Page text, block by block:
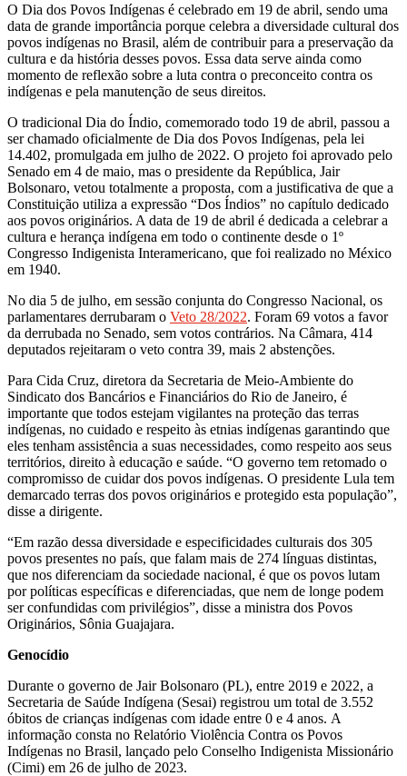
O Dia dos Povos Indígenas é celebrado em 19 de abril, sendo uma
data de grande importância porque celebra a diversidade cultural dos
povos indígenas no Brasil, além de contribuir para a preservação da
cultura e da história desses povos. Essa data serve ainda como
momento de reflexão sobre a luta contra o preconceito contra os
indígenas e pela manutenção de seus direitos.
O tradicional Dia do Índio, comemorado todo 19 de abril, passou a
ser chamado oficialmente de Dia dos Povos Indígenas, pela lei
14.402, promulgada em julho de 2022. O projeto foi aprovado pelo
Senado em 4 de maio, mas o presidente da República, Jair
Bolsonaro, vetou totalmente a proposta, com a justificativa de que a
Constituição utiliza a expressão “Dos Índios” no capítulo dedicado
aos povos originários. A data de 19 de abril é dedicada a celebrar a
cultura e herança indígena em todo o continente desde o 1º
Congresso Indigenista Interamericano, que foi realizado no México
em 1940.
No dia 5 de julho, em sessão conjunta do Congresso Nacional, os
parlamentares derrubaram o Veto 28/2022. Foram 69 votos a favor
da derrubada no Senado, sem votos contrários. Na Câmara, 414
deputados rejeitaram o veto contra 39, mais 2 abstenções.
Para Cida Cruz, diretora da Secretaria de Meio-Ambiente do
Sindicato dos Bancários e Financiários do Rio de Janeiro, é
importante que todos estejam vigilantes na proteção das terras
indígenas, no cuidado e respeito às etnias indígenas garantindo que
eles tenham assistência a suas necessidades, como respeito aos seus
territórios, direito à educação e saúde. “O governo tem retomado o
compromisso de cuidar dos povos indígenas. O presidente Lula tem
demarcado terras dos povos originários e protegido esta população”,
disse a dirigente.
“Em razão dessa diversidade e especificidades culturais dos 305
povos presentes no país, que falam mais de 274 línguas distintas,
que nos diferenciam da sociedade nacional, é que os povos lutam
por políticas específicas e diferenciadas, que nem de longe podem
ser confundidas com privilégios”, disse a ministra dos Povos
Originários, Sônia Guajajara.
Genocídio
Durante o governo de Jair Bolsonaro (PL), entre 2019 e 2022, a
Secretaria de Saúde Indígena (Sesai) registrou um total de 3.552
óbitos de crianças indígenas com idade entre 0 e 4 anos. A
informação consta no Relatório Violência Contra os Povos
Indígenas no Brasil, lançado pelo Conselho Indigenista Missionário
(Cimi) em 26 de julho de 2023.